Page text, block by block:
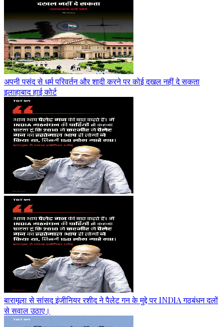
अपनी पसंद से धर्म परिवर्तन और शादी करने पर कोई दखल नहीं दे सकता
इलाहाबाद हाई कोर्ट
बारामूला से सांसद इंजीनियर रशीद ने पैलेट गन के मुद्दे पर INDIA गठबंधन दलों
से सवाल उठाए।